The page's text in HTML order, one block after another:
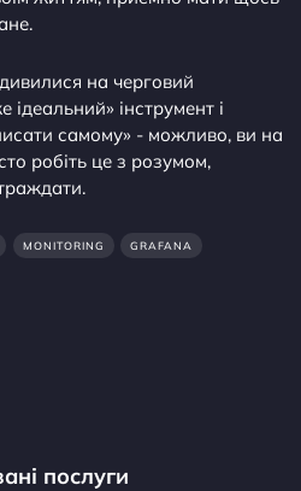
на черговий
інструмент і
самому» - можливо, ви на
робіть це з розумом,
MONITORING
GRAFANA
послуги